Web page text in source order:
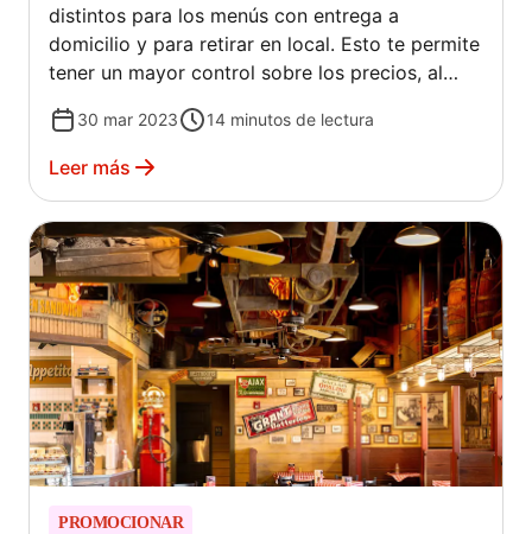
distintos para los menús con entrega a
domicilio y para retirar en local. Esto te permite
tener un mayor control sobre los precios, al
coherente para los clientes. En el caso de las
órdenes para retirar, te recomendamos que los
confianza en los clientes y fomentar órdenes
frecuentes.
30 mar 2023 14 minutos de lectura
Leer más
PROMOCIONAR